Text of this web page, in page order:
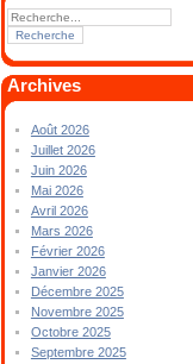
Archives
Août 2026
Juillet 2026
Juin 2026
Mai 2026
Avril 2026
Mars 2026
Février 2026
Janvier 2026
Décembre 2025
Novembre 2025
Octobre 2025
Septembre 2025